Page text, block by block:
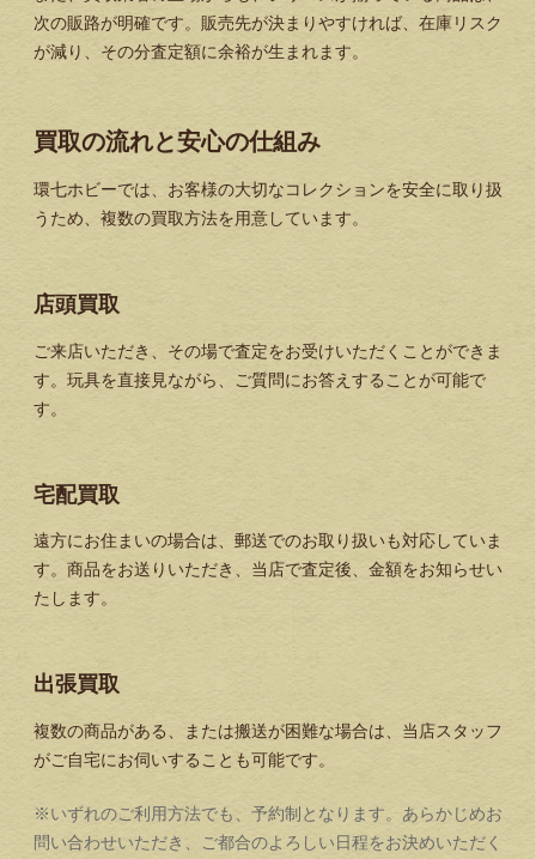
次の販路が明確です。販売先が決まりやすければ、在庫リスク
が減り、その分査定額に余裕が生まれます。
買取の流れと安心の仕組み
環七ホビーでは、お客様の大切なコレクションを安全に取り扱
うため、複数の買取方法を用意しています。
店頭買取
ご来店いただき、その場で査定をお受けいただくことができま
す。玩具を直接見ながら、ご質問にお答えすることが可能で
す。
宅配買取
遠方にお住まいの場合は、郵送でのお取り扱いも対応していま
す。商品をお送りいただき、当店で査定後、金額をお知らせい
たします。
出張買取
複数の商品がある、または搬送が困難な場合は、当店スタッフ
がご自宅にお伺いすることも可能です。
※いずれのご利用方法でも、予約制となります。あらかじめお
問い合わせいただき、ご都合のよろしい日程をお決めいただく